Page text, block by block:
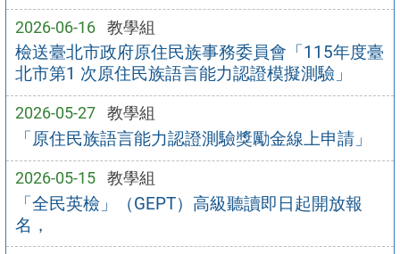
2026-06-16 教學組
檢送臺北市政府原住民族事務委員會「115年度臺
北市第1 次原住民族語言能力認證模擬測驗」
2026-05-27 教學組
「原住民族語言能力認證測驗獎勵金線上申請」
2026-05-15 教學組
「全民英檢」（GEPT）高級聽讀即日起開放報
名，